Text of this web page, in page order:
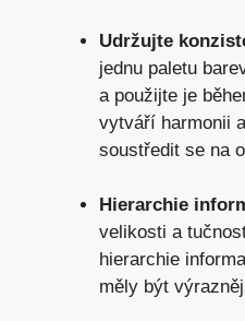
Udržujte
jednu paletu
a použijte je
vytváří harmonii
soustředit se na
Hierarchie
velikosti a
hierarchie
měly být